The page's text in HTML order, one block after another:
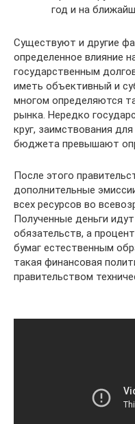
год и на
Существуют и другие
определенное влияние
государственным
иметь объективный и
многом определяются
рынка. Нередко
круг, заимствования
бюджета превышают
После этого
дополнительные
всех ресурсов во
Полученные деньги
обязательств, а
бумаг естественным
такая финансовая
правительством